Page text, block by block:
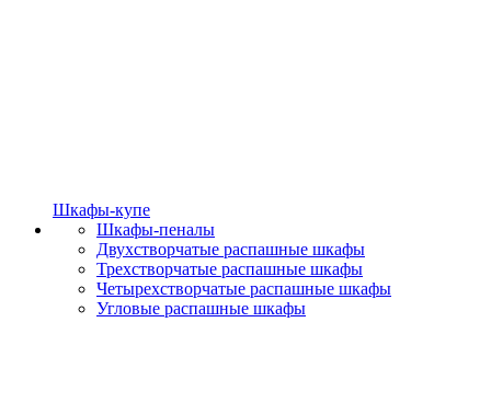
Шкафы-купе
Шкафы-пеналы
Двухстворчатые распашные шкафы
Трехстворчатые распашные шкафы
Четырехстворчатые распашные шкафы
Угловые распашные шкафы